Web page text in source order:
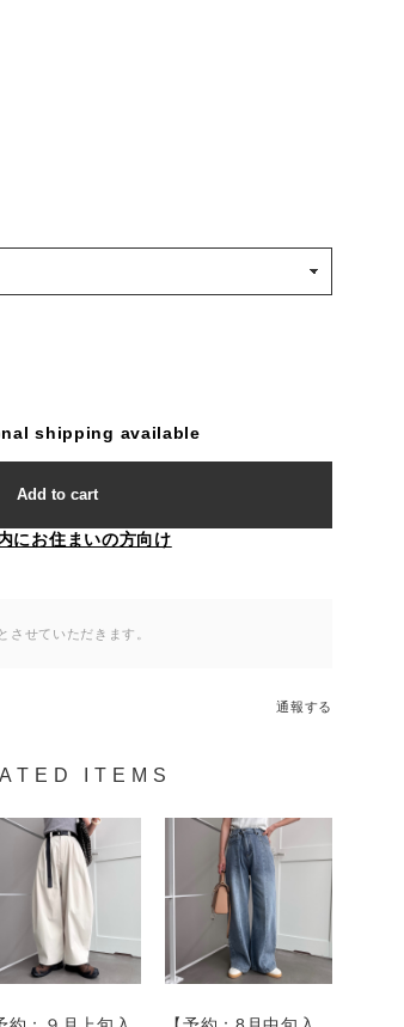
shipping available
Add to cart
にお住まいの方向け
せていただきます。
通報する
ITEMS